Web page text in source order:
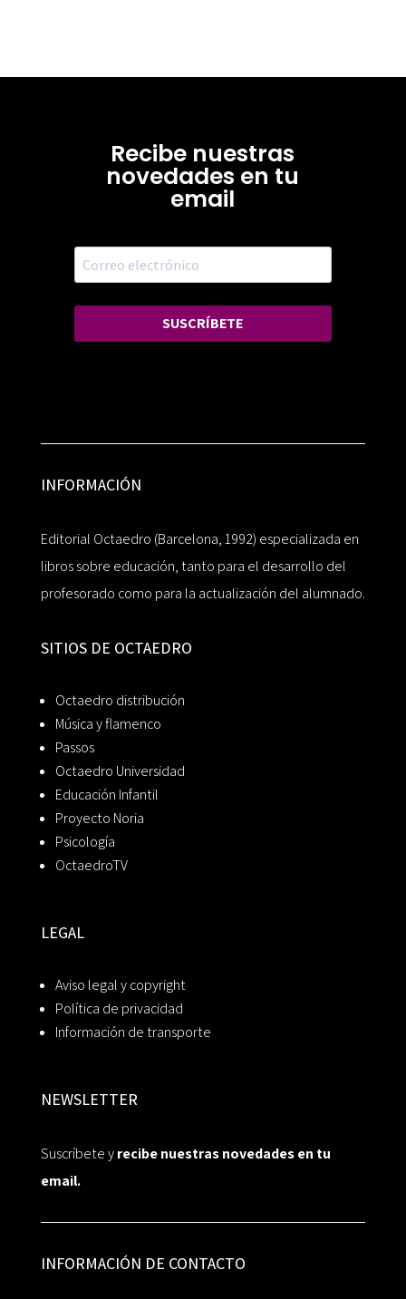
Recibe nuestras
novedades en tu
email
SUSCRÍBETE
INFORMACIÓN
Editorial Octaedro (Barcelona, 1992) especializada en
libros sobre educación, tanto para el desarrollo del
profesorado como para la actualización del alumnado.
SITIOS DE OCTAEDRO
Octaedro distribución
Música y flamenco
Passos
Octaedro Universidad
Educación Infantil
Proyecto Noria
Psicología
OctaedroTV
LEGAL
Aviso legal y copyright
Política de privacidad
Información de transporte
NEWSLETTER
Suscríbete yrecibe nuestras novedades en tu
email.
INFORMACIÓN DE CONTACTO